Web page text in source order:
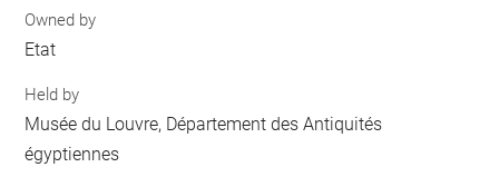
Owned by
Etat
Held by
Musée du Louvre, Département des Antiquités
égyptiennes